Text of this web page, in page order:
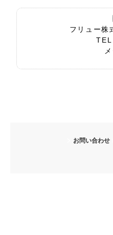
フリュー株
お問い合わせ